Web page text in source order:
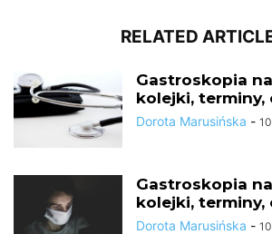
RELATED
Gastroskopia
kolejki, terminy,
Dorota Marusińska -
Gastroskopia
kolejki, terminy,
Dorota Marusińska -